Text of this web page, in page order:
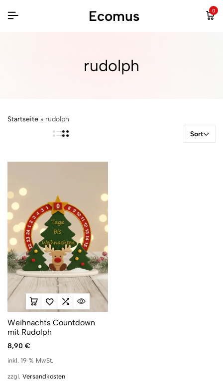
Ecomus 0
rudolph
Startseite » rudolph
Sort
Weihnachts Countdown
mit Rudolph
8,90 €
inkl. 19 % MwSt.
zzgl. Versandkosten